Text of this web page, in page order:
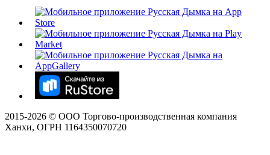
2015-2026 © ООО Торгово-производственная компания
Ханхи, ОГРН 1164350070720